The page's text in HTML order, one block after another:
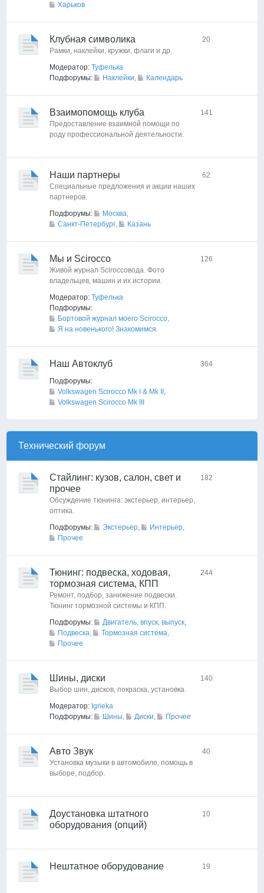
Харьков
Клубная символика
Рамки, наклейки, кружки, флаги и др.
Модератор: Туфелька
Подфорумы:
Наклейки, Календарь
20
Взаимопомощь клуба
Предоставление взаимной помощи по
роду профессиональной деятельности.
141
Наши партнеры
Специальные предложения и акции наших
партнеров.
Подфорумы:
Москва,
Санкт-Петербург, Казань
62
Мы и Scirocco
Живой журнал Sciroccoвода. Фото
владельцев, машин и их истории.
Модератор: Туфелька
Подфорумы:
Бортовой журнал моего Scirocco,
Я на новенького! Знакомимся.
126
Наш Автоклуб
Подфорумы:
Volkswagen Scirocco Mk I & Mk II ,
Volkswagen Scirocco Mk III
364
Технический форyм
Стайлинг: кузов, салон, свет и
прочее
Обсуждение тюнинга: экстерьер, интерьер,
оптика.
Подфорумы:
Экстерьер, Интерьер,
Прочее
182
Тюнинг: подвеска, ходовая,
тормозная система, КПП
Ремонт, подбор, занижение подвески.
Тюнинг тормозной системы и КПП.
Подфорумы:
Двигатель, впуск, выпуск,
Подвеска, Тормозная система,
Прочее
244
Шины, диски
Выбор шин, дисков, покраска, установка.
Модератор: Igrieka
Подфорумы:
Шины, Диски, Прочее
140
Авто Звук
Установка музыки в автомобиле, помощь в
выборе, подбор.
40
Доустановка штатного
оборудования (опций)
10
Нештатное оборудование 19